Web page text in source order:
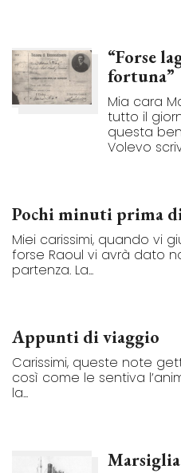
“Forse
fortuna”
Mia cara
tutto il
questa
Volevo
Pochi minuti prima
Miei carissimi, quando vi
forse Raoul vi avrà dato
partenza. La...
Appunti di viaggio
Carissimi, queste note
così come le sentiva
la...
Marsiglia